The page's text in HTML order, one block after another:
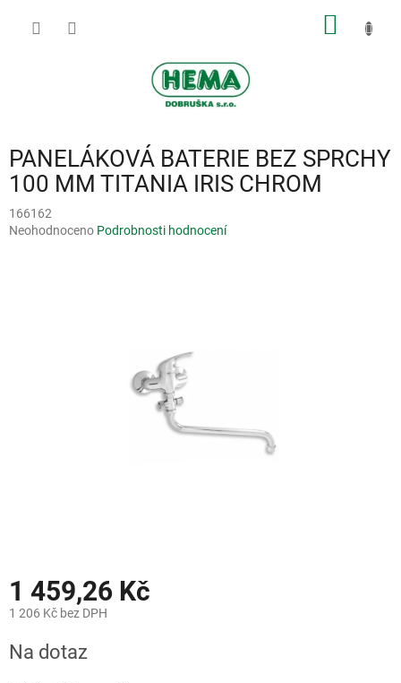
PANELÁKOVÁ BATERIE BEZ SPRCHY
100 MM TITANIA IRIS CHROM
166162
Průměrné
Neohodnoceno Podrobnosti hodnocení
1 459,26 Kč
1 206 Kč bez DPH
cena:
Na dotaz